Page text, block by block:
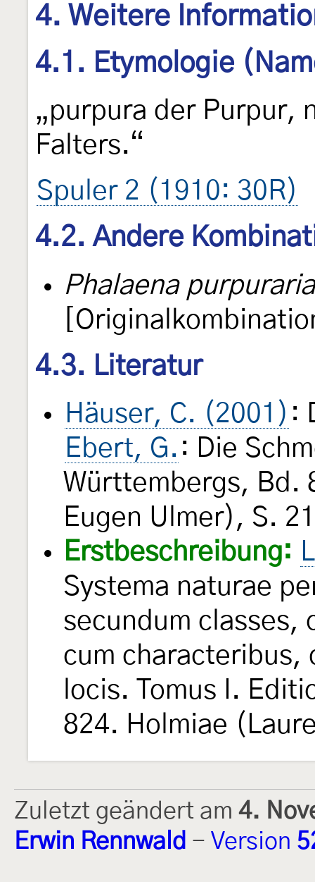
4. Weitere
4.1. Etymologie
„purpura der Purpur,
Falters.“
Spuler 2 (1910: 30R)
4.2. Andere
Phalaena purpuraria
4.3. Literatur
Häuser, C. (2001) :
Ebert, G. : Die
Württembergs, Bd.
Eugen Ulmer), S.
Erstbeschreibung:
Systema naturae
secundum classes,
cum characteribus,
locis. Tomus I.
824. Holmiae
Zuletzt geändert am 4.
Erwin Rennwald - Version